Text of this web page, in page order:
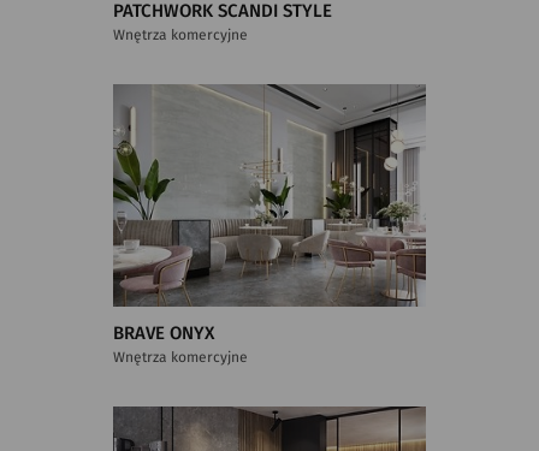
PATCHWORK SCANDI STYLE
Wnętrza komercyjne
BRAVE ONYX
Wnętrza komercyjne